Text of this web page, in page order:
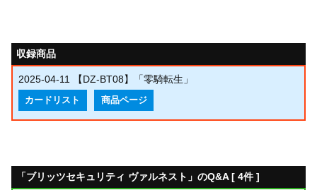
収録商品
2025-04-11 【DZ-BT08】「零騎転生」
カードリスト 商品ページ
「ブリッツセキュリティ ヴァルネスト」のQ&A [ 4件 ]